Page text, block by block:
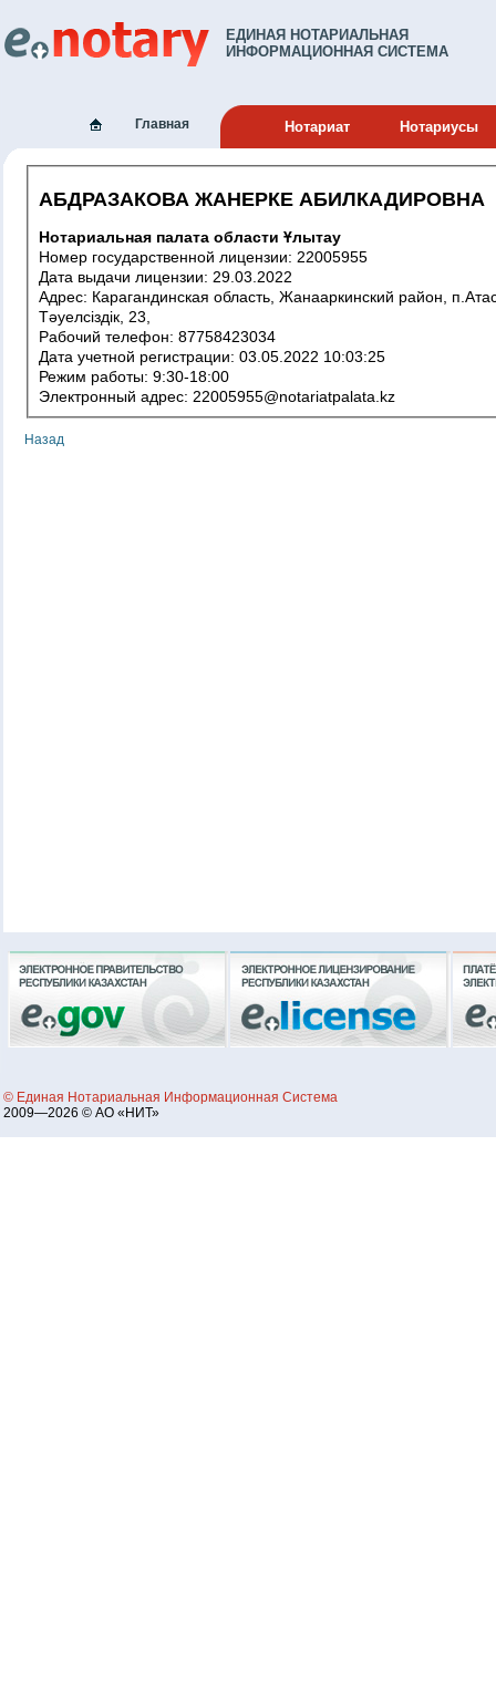
ЕДИНАЯ НОТАРИАЛЬНАЯ
ИНФОРМАЦИОННАЯ СИСТЕМА
Главная Нотариат Нотариусы
АБДРАЗАКОВА ЖАНЕРКЕ АБИЛКАДИРОВНА
Нотариальная палата области Ұлытау
Номер государственной лицензии: 22005955
Дата выдачи лицензии: 29.03.2022
Адрес: Карагандинская область, Жанааркинский район, п.Атасу,
Тәуелсіздік, 23,
Рабочий телефон: 87758423034
Дата учетной регистрации: 03.05.2022 10:03:25
Режим работы: 9:30-18:00
Электронный адрес: 22005955@notariatpalata.kz
Назад
© Единая Нотариальная Информационная Система
2009—2026 © АО «НИТ»